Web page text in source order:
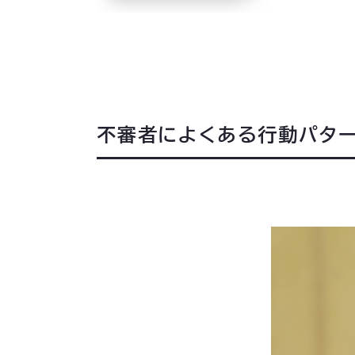
不審者によくある行動パタ